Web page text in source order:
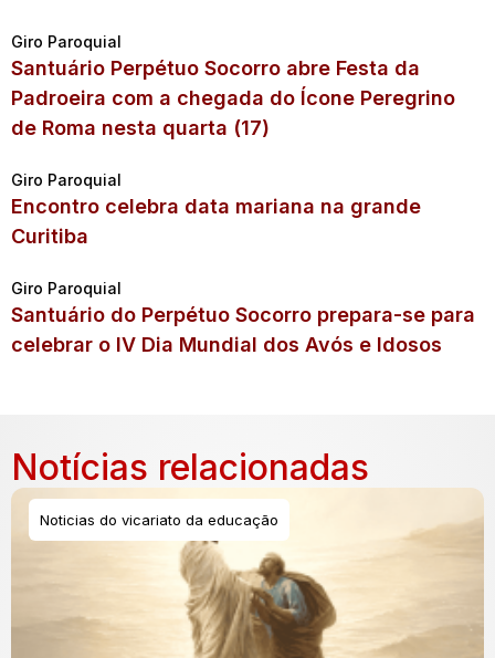
Giro Paroquial
Santuário Perpétuo Socorro abre Festa da
Padroeira com a chegada do Ícone Peregrino
de Roma nesta quarta (17)
Giro Paroquial
Encontro celebra data mariana na grande
Curitiba
Giro Paroquial
Santuário do Perpétuo Socorro prepara-se para
celebrar o IV Dia Mundial dos Avós e Idosos
Notícias relacionadas
Noticias do vicariato da educação